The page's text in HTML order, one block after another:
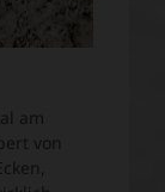
am
von